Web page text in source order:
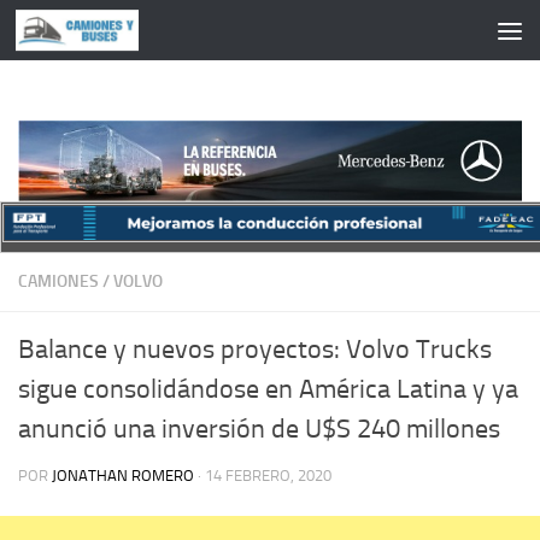
Saltar al contenido
CAMIONES /VOLVO
Balance y nuevos proyectos: Volvo Trucks
sigue consolidándose en América Latina y ya
anunció una inversión de U$S 240 millones
POR JONATHAN ROMERO · 14 FEBRERO, 2020